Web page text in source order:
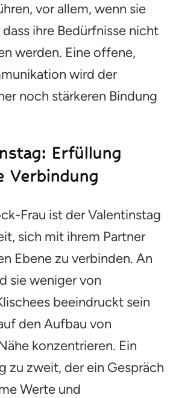
vor allem, wenn sie
ihre Bedürfnisse nicht
werden. Eine offene,
wird der
noch stärkeren Bindung
Erfüllung
Verbindung
Frau ist der Valentinstag
sich mit ihrem Partner
Ebene zu verbinden. An
sie weniger von
beeindruckt sein
den Aufbau von
konzentrieren. Ein
zu zweit, der ein Gespräch
Werte und